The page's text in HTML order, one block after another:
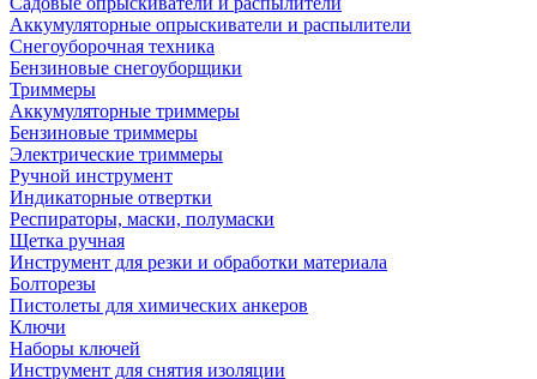
Аккумуляторные опрыскиватели и распылители
Снегоуборочная техника
Бензиновые снегоуборщики
Триммеры
Аккумуляторные триммеры
Бензиновые триммеры
Электрические триммеры
Ручной инструмент
Индикаторные отвертки
Респираторы, маски, полумаски
Щетка ручная
Инструмент для резки и обработки материала
Болторезы
Пистолеты для химических анкеров
Ключи
Наборы ключей
Инструмент для снятия изоляции